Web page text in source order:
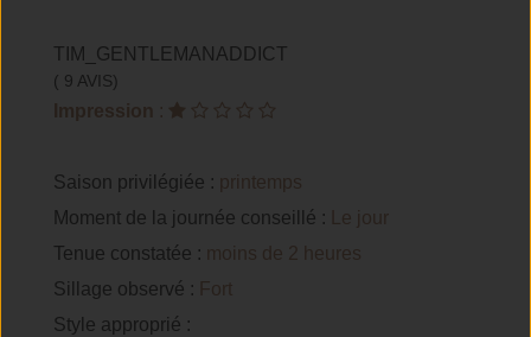
TIM_GENTLEMANADDICT
( 9 AVIS)
Impression :
Saison privilégiée : printemps
Moment de la journée conseillé :
Le jour
Tenue constatée :
moins de 2 heures
Sillage observé : Fort
Style approprié :